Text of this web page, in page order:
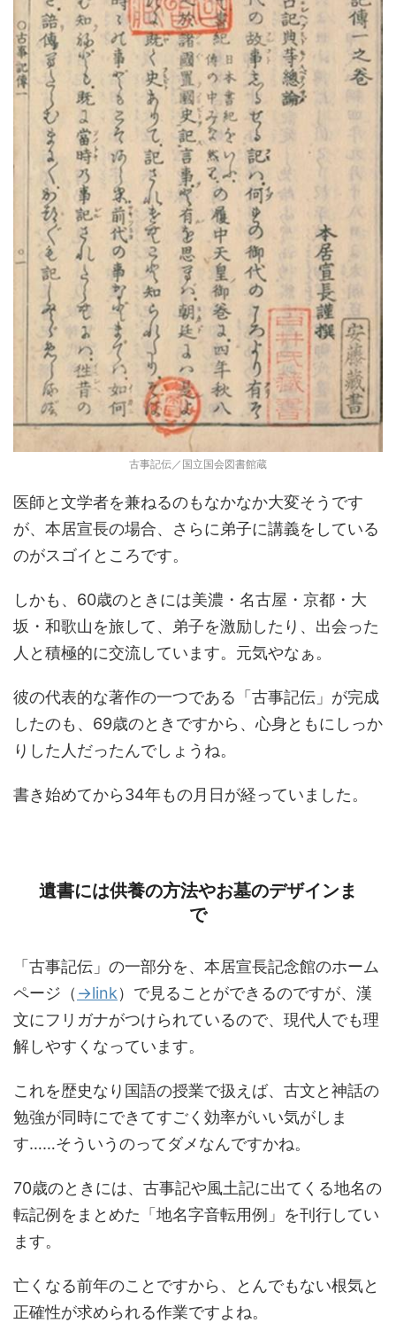
古事記伝／国立国会図書館蔵
医師と文学者を兼ねるのもなかなか大変そうです
が、本居宣長の場合、さらに弟子に講義をしている
のがスゴイところです。
しかも、60歳のときには美濃・名古屋・京都・大
坂・和歌山を旅して、弟子を激励したり、出会った
人と積極的に交流しています。元気やなぁ。
彼の代表的な著作の一つである「古事記伝」が完成
したのも、69歳のときですから、心身ともにしっか
りした人だったんでしょうね。
書き始めてから34年もの月日が経っていました。
遺書には供養の方法やお墓のデザインま
で
「古事記伝」の一部分を、本居宣長記念館のホーム
ページ（ →link）で見ることができるのですが、漢
文にフリガナがつけられているので、現代人でも理
解しやすくなっています。
これを歴史なり国語の授業で扱えば、古文と神話の
勉強が同時にできてすごく効率がいい気がしま
す……そういうのってダメなんですかね。
70歳のときには、古事記や風土記に出てくる地名の
転記例をまとめた「地名字音転用例」を刊行してい
ます。
亡くなる前年のことですから、とんでもない根気と
正確性が求められる作業ですよね。